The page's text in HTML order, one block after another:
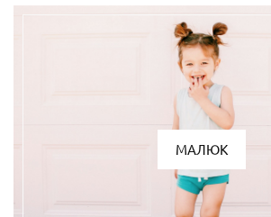
МАЛЮК